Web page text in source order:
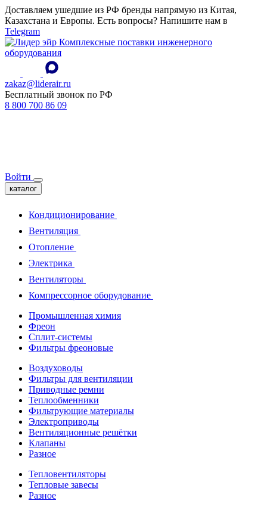
Доставляем ушедшие из РФ бренды напрямую из Китая,
Казахстана и Европы. Есть вопросы? Напишите нам в
Telegram
Комплексные поставки инженерного
оборудования
zakaz@liderair.ru
Бесплатный звонок по РФ
8 800 700 86 09
Войти
каталог
Кондиционирование
Вентиляция
Отопление
Электрика
Вентиляторы
Компрессорное оборудование
Промышленная химия
Фреон
Сплит-системы
Фильтры фреоновые
Воздуховоды
Фильтры для вентиляции
Приводные ремни
Теплообменники
Фильтрующие материалы
Электроприводы
Вентиляционные решётки
Клапаны
Разное
Тепловентиляторы
Тепловые завесы
Разное